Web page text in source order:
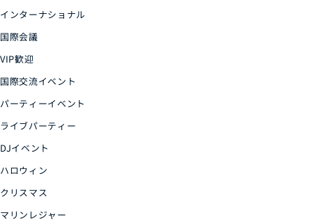
インターナショナル
国際会議
VIP歓迎
国際交流イベント
パーティーイベント
ライブパーティー
DJイベント
ハロウィン
クリスマス
マリンレジャー